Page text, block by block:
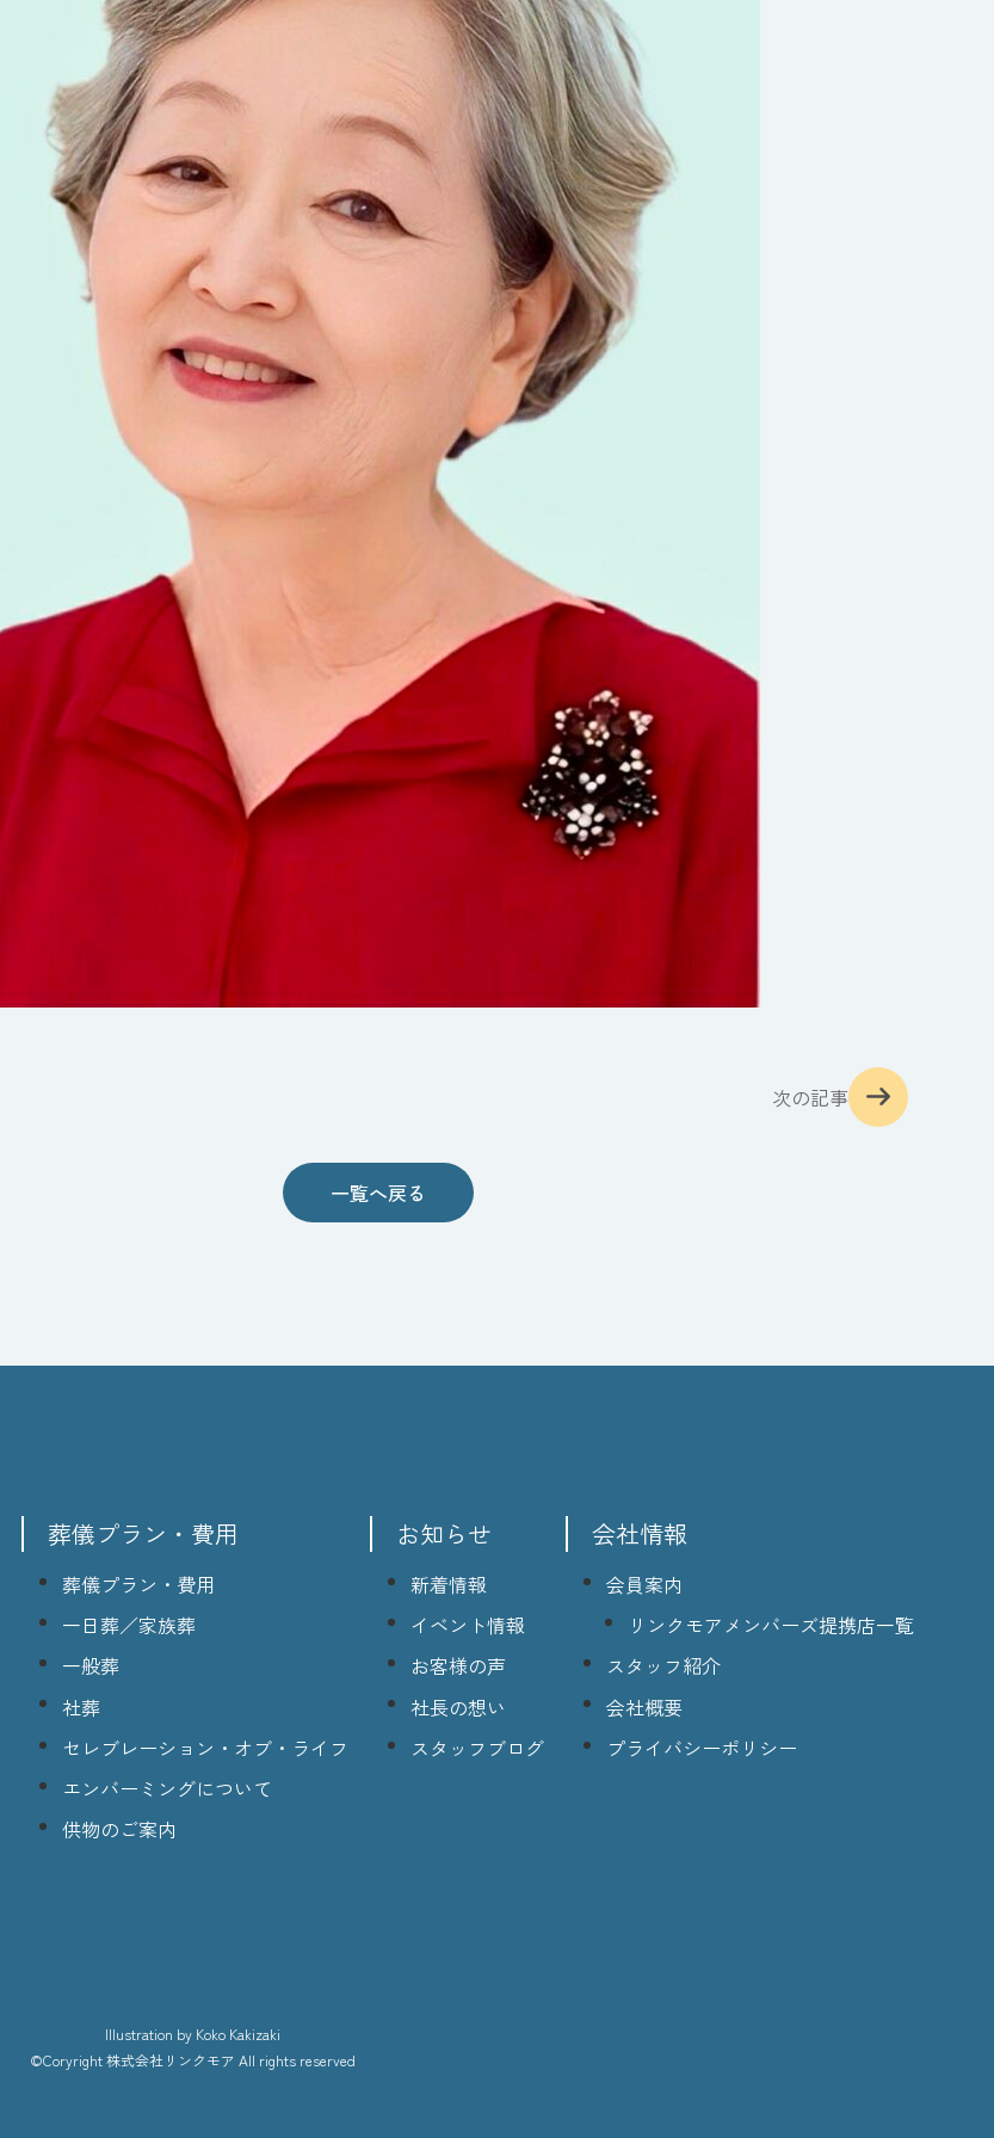
一覧へ戻る
次の記事
葬儀プラン・費用
葬儀プラン・費用
一日葬／家族葬
一般葬
社葬
セレブレーション・オブ・ライフ
エンバーミングについて
供物のご案内
お知らせ
新着情報
イベント情報
お客様の声
社長の想い
スタッフブログ
会社情報
会員案内
リンクモアメンバーズ提携店一覧
スタッフ紹介
会社概要
プライバシーポリシー
lllustration by Koko Kakizaki
©Coryright 株式会社リンクモア All rights reserved